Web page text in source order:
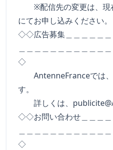
※配信先の変更は、現
にてお申し込みください。
◇◇広告募集＿＿＿＿＿＿
＿＿＿＿＿＿＿＿＿＿＿
◇
AntenneFranceでは、
す。
詳しくは、
◇◇お問い合わせ＿＿＿＿
＿＿＿＿＿＿＿＿＿＿＿
◇